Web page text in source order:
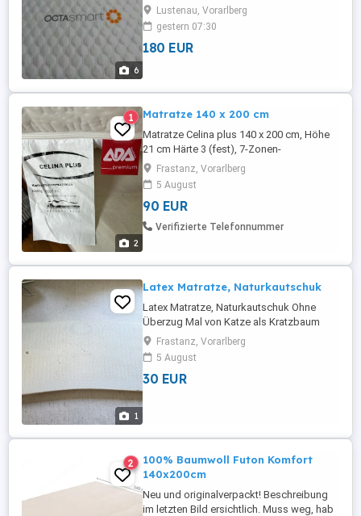
6
nie verwendet, für Camping oder zu
Hause...Neupreis war 240,- Euro...Jetzt nur
180,- Euro...Neu ...Höhe 7cm ...Härtegrad
H4 medium-hart ...Verwendbar auf
Lustenau, Vorarlberg
gestern 07:30
180 EUR
2
1 Matratze 140 x 200 cm
Matratze Celina plus 140 x 200 cm, Höhe
21 cm Härte 3 (fest), 7-Zonen-
Kaltschaumkern In sehr gutem Zustand,
nur als Gästematratze verwendet.
Nichtraucher Haushalt. Überzug frisch
gewaschen. Neupreis 630,-, Rechnung ist
vorhanden.
Frastanz, Vorarlberg
5 August
90 EUR
Verifizierte Telefonnummer
1
Latex Matratze, Naturkautschuk
Latex Matratze, Naturkautschuk Ohne
Überzug Mal von Katze als Kratzbaum
benutzt worden, deshalb paar Löcher
90x200cm 7cm dick Abzuholen in
Frastanz
Frastanz, Vorarlberg
5 August
30 EUR
2
100% Baumwoll Futon Komfort
140x200cm
Neu und originalverpackt! Beschreibung
im letzten Bild ersichtlich. Muss weg, hab